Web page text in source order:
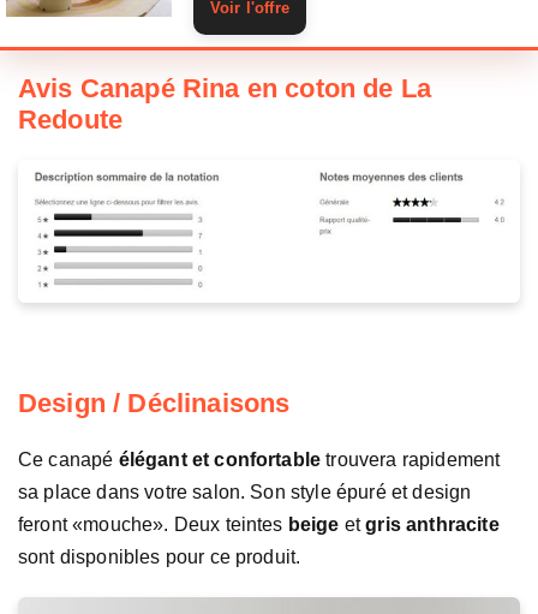
Voir l'offre
Avis Canapé Rina en coton de La
Redoute
Design / Déclinaisons
Ce canapé élégant et confortable trouvera rapidement
sa place dans votre salon. Son style épuré et design
feront «mouche». Deux teintes beige etgris anthracite
sont disponibles pour ce produit.